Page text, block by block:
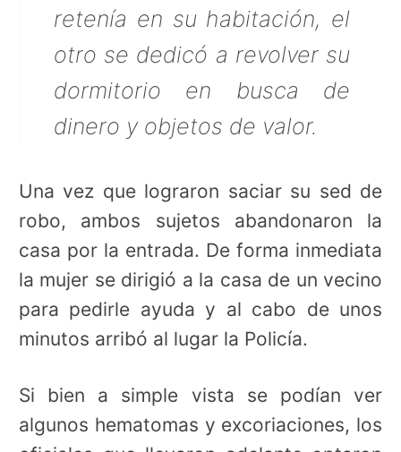
retenía en su habitación, el
otro se dedicó a revolver su
dormitorio en busca de
dinero y objetos de valor.
Una vez que lograron saciar su sed de
robo, ambos sujetos abandonaron la
casa por la entrada. De forma inmediata
la mujer se dirigió a la casa de un vecino
para pedirle ayuda y al cabo de unos
minutos arribó al lugar la Policía.
Si bien a simple vista se podían ver
algunos hematomas y excoriaciones, los